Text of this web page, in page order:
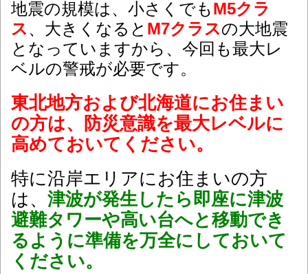
地震の規模は、小さくでもM5クラ
ス、大きくなると M7クラスの大地震
となっていますから、今回も最大レ
ベルの警戒が必要です。
東北地方および北海道にお住まい
の方は、防災意識を最大レベルに
高めておいてください。
特に沿岸エリアにお住まいの方
は、 津波が発生したら即座に津波
避難タワーや高い台へと移動でき
るように準備を万全にしておいて
ください。